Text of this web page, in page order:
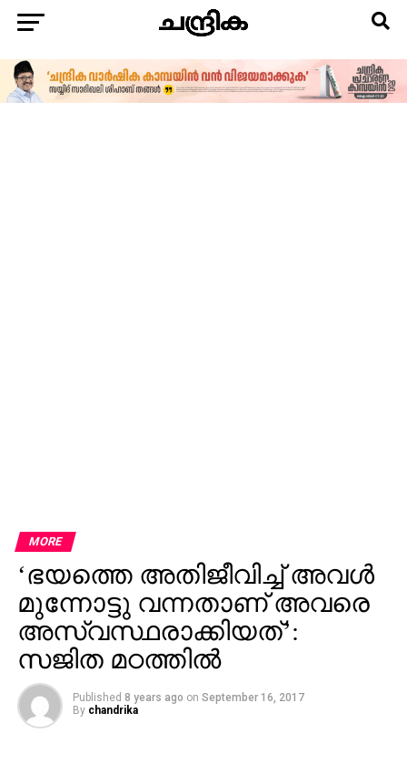
MORE
‘ഭയത്തെ അതിജീവിച്ച് അവള്‍
മുന്നോട്ടു വന്നതാണ് അവരെ
അസ്വസ്ഥരാക്കിയത്’:
സജിത മഠത്തില്‍
Published 8 years ago on September 16, 2017
By chandrika